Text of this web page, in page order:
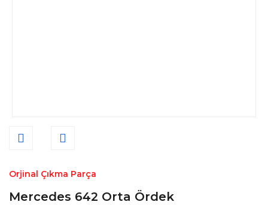
Orjinal Çıkma Parça
Mercedes 642 Orta Ördek